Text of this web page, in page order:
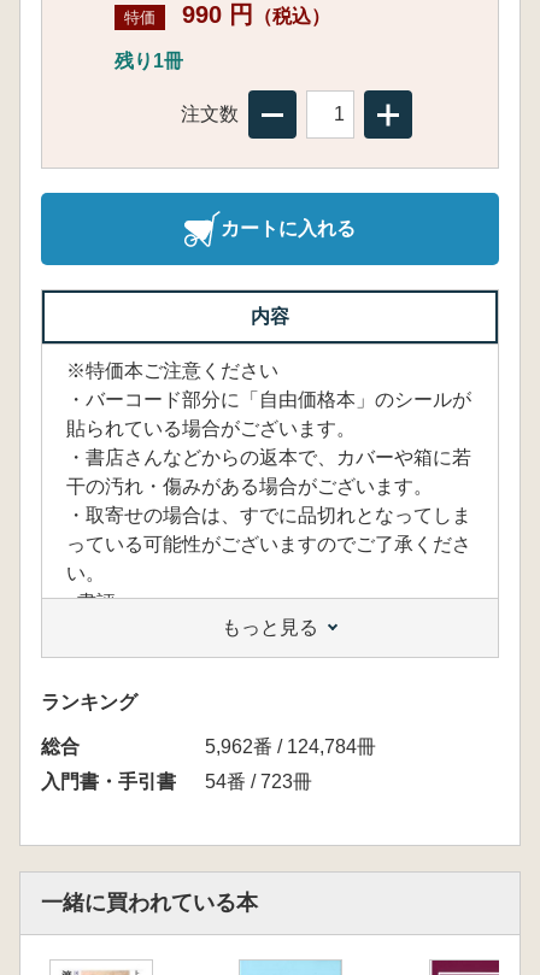
特価 990 円 （税込）
残り1冊
注文数
カートに入れる
内容
※特価本ご注意ください
・バーコード部分に「自由価格本」のシールが
貼られている場合がございます。
・書店さんなどからの返本で、カバーや箱に若
干の汚れ・傷みがある場合がございます。
・取寄せの場合は、すでに品切れとなってしま
っている可能性がございますのでご了承くださ
い。
<書評>
・お勧め図書『考古学興味を持ったときに役立
つ、参考にしたい本』
六一書房書評コーナーでご覧いただけます
<目次>
第1講 発掘調査とは?「考古学」という学問
は?
第4講 弥生時代は本当に五〇〇年古くなるの
か?
もっと見る
ランキング
総合
5,962番 / 124,784冊
入門書・手引書
54番 / 723冊
一緒に買われている本